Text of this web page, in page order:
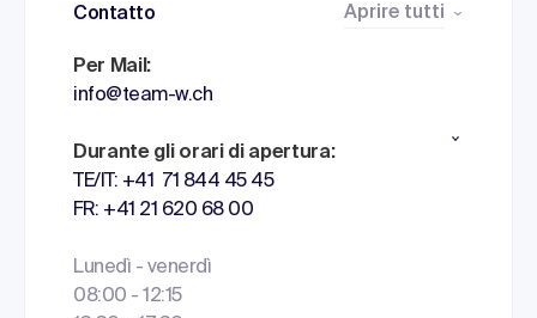
Contatto Aprire tutti
Per Mail:
info@team-w.ch
Durante gli orari di apertura:
TE/IT: +41 71 844 45 45
FR: +41 21 620 68 00
Lunedì - venerdì
08:00 - 12:15